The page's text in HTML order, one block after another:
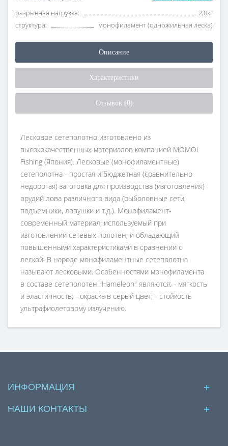
разрывная нагрузка:
2,0кг
структура:
монофиламент (одножильная леска)
Описание
Характеристики
Отзывов (0)
Лесковое сетеполотно изготовлено из
высококачественных материалов компанией MOMOI
Fishing (Япония). Лесковые (монофиламентные)
сетеполотна - простая и бюджетная (сравнительно
недорогая) заготовка для производства (изготовления)
орудий лова различного вида (рыболовные сети,
подъемники, ловушки и т.д.). Монофиламент-
современный материал, используемый при
изготовлении сетевых полотен, и обладающий
повышенными характеристиками в сравнении с
леской. В народе монофиламентные сетеполотна
называют лесковыми. Особенностями монофиламента
в составе сетеполотен "Hameleon" являются: - мягкость
и эластичность; - окраска в серый цвет; - стойкость
ультрафиолетовому излучению.
ИНФОРМАЦИЯ
НАШИ КОНТАКТЫ